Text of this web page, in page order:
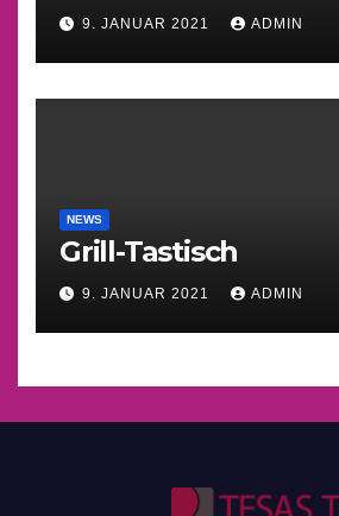
9. JANUAR 2021 ADMIN
NEWS
Grill-Tastisch
9. JANUAR 2021 ADMIN